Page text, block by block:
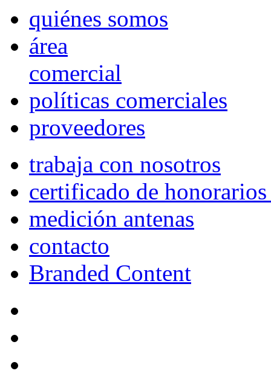
quiénes somos
área
comercial
políticas comerciales
proveedores
trabaja con nosotros
certificado de
medición antenas
contacto
Branded Content